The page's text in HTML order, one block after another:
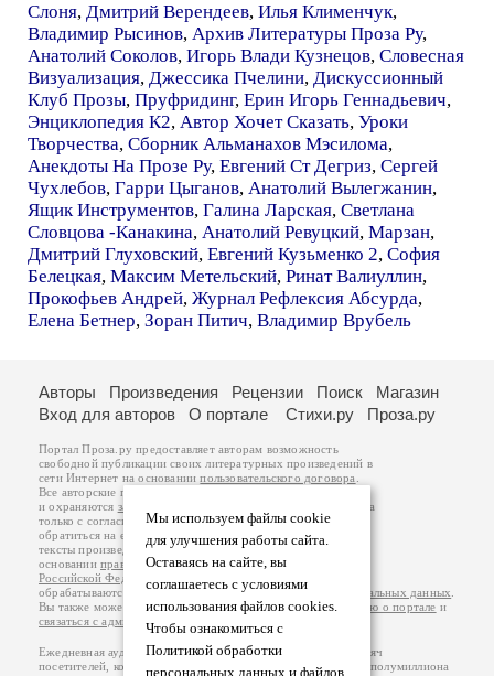
Слоня, Дмитрий Верендеев, Илья Клименчук,
Владимир Рысинов, Архив Литературы Проза Ру,
Анатолий Соколов, Игорь Влади Кузнецов, Словесная
Визуализация, Джессика Пчелини, Дискуссионный
Клуб Прозы, Пруфридинг, Ерин Игорь Геннадьевич,
Энциклопедия К2, Автор Хочет Сказать, Уроки
Творчества, Сборник Альманахов Мэсилома,
Анекдоты На Прозе Ру, Евгений Ст Дегриз, Сергей
Чухлебов, Гарри Цыганов, Анатолий Вылегжанин,
Ящик Инструментов, Галина Ларская, Светлана
Словцова -Канакина, Анатолий Ревуцкий, Марзан,
Дмитрий Глуховский, Евгений Кузьменко 2, София
Белецкая, Максим Метельский, Ринат Валиуллин,
Прокофьев Андрей, Журнал Рефлексия Абсурда,
Елена Бетнер, Зоран Питич, Владимир Врубель
Мы используем файлы cookie
для улучшения работы сайта.
Оставаясь на сайте, вы
соглашаетесь с условиями
использования файлов cookies.
Чтобы ознакомиться с
Политикой обработки
персональных данных и файлов
Авторы Произведения Рецензии Поиск
Магазин
Вход для авторов
О портале Стихи.ру Проза.ру
Портал Проза.ру предоставляет авторам возможность
свободной публикации своих литературных произведений в
сети Интернет на основаниипользовательского договора
Все авторские права на произведения принадлежат авторам
и охраняются законом
. Перепечатка произведений возможна
только с согласия его автора, к которому вы можете
обратиться на его авторской странице. Ответственность за
тексты произведений авторы несут самостоятельно на
основанииправил публикацииизаконодательства
Российской Федерации
обрабатываются на основанииПолитики обработки персональных данных
Вы также можете посмотреть более подробнуюинформацию о портале и
связаться с администрацией
Ежедневная аудитория портала Проза.ру – порядка 100 тысяч
посетителей, которые в общей сумме просматривают более полумиллиона